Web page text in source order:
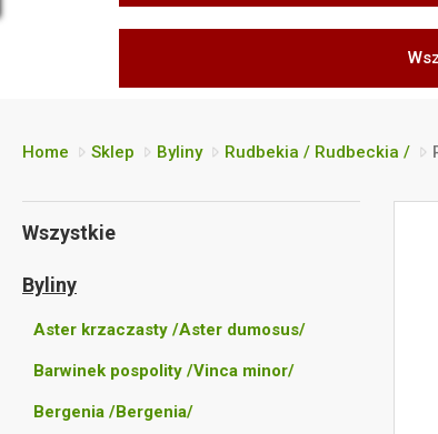
Home Sklep Byliny Rudbekia / Rudbeckia /
Wszystkie
Byliny
Aster krzaczasty /Aster dumosus/
Barwinek pospolity /Vinca minor/
Bergenia /Bergenia/